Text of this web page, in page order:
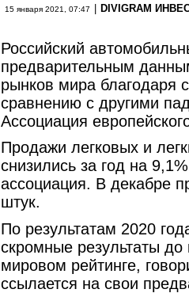
15 января 2021, 07:47 DIVIGRAM
Российский
предварительным
рынков мира благодаря
сравнению с другими
Ассоциация
Продажи легковых и
снизились за год на
ассоциация. В декабре
штук.
По результатам 2020
скромные результаты
мировом рейтинге,
ссылается на свои